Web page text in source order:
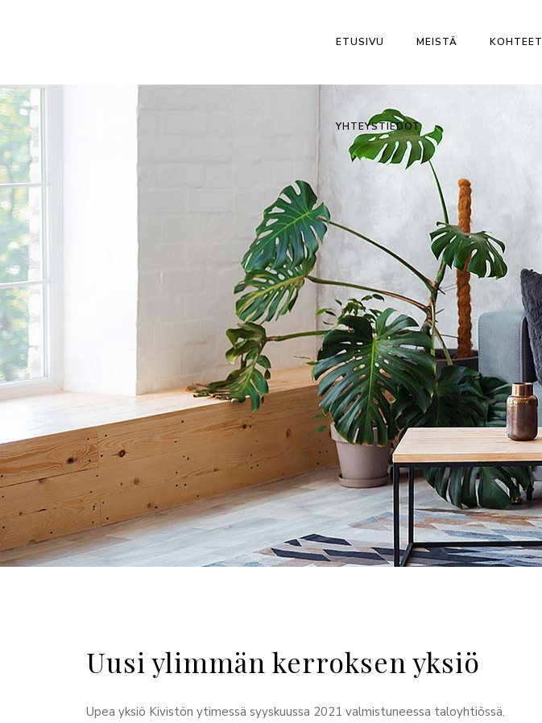
ETUSIVU MEISTÄ KOHTEET
YHTEYSTIEDOT
Uusi ylimmän kerroksen yksiö
Upea yksiö Kivistön ytimessä syyskuussa 2021 valmistuneessa taloyhtiössä.